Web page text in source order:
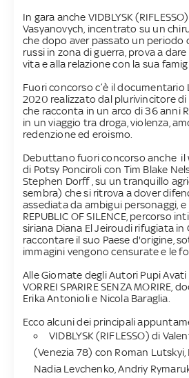
In gara anche VIDBLYSK
Vasyanovych, incentrato su un
che dopo aver passato un periodo
russi in zona di guerra, prova a
vita e alla relazione con la sua
Fuori concorso c’è il documentario
2020 realizzato dal plurivincitore di
che racconta in un arco di 36 anni
in un viaggio tra droga, violenza,
redenzione ed eroismo.
Debuttano fuori concorso anche il
di Potsy Ponciroli con Tim Blake
Stephen Dorff , su un tranquillo
sembra) che si ritrova a dover
assediata da ambigui personaggi,
REPUBLIC OF SILENCE, percorso
siriana Diana El Jeiroudi rifugiata in
raccontare il suo Paese d'origine,
immagini vengono censurate e le
Alle Giornate degli Autori Pupi
VORREI SPARIRE SENZA MORIRE,
Erika Antonioli e Nicola Baraglia.
Ecco alcuni dei principali
VIDBLYSK (RIFLESSO) di
(Venezia 78) con Roman Lutskyi,
Nadia Levchenko, Andriy